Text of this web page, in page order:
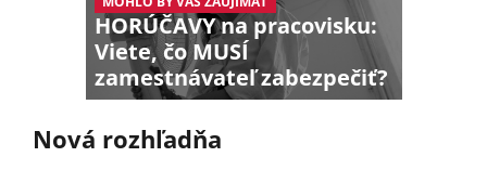
HORÚČAVY na pracovisku:
Viete, čo MUSÍ
zamestnávateľ zabezpečiť?
Nová rozhľadňa